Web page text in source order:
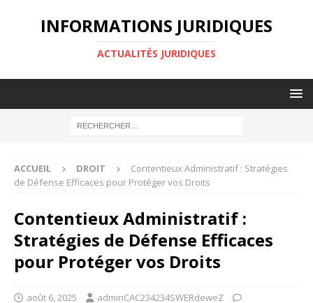
INFORMATIONS JURIDIQUES
ACTUALITÉS JURIDIQUES
ACCUEIL DROIT
Contentieux Administratif : Stratégies
de Défense Efficaces pour Protéger vos Droits
Contentieux Administratif :
Stratégies de Défense Efficaces
pour Protéger vos Droits
août 6, 2025
adminCAC234234SWERdeweZ